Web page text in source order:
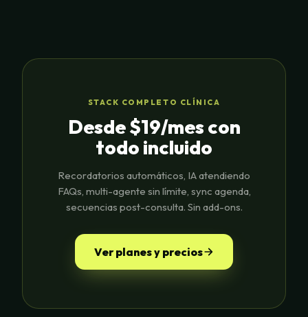
STACK COMPLETO CLÍNICA
Desde $19/mes con
todo incluido
Recordatorios automáticos, IA atendiendo
FAQs, multi-agente sin límite, sync agenda,
secuencias post-consulta. Sin add-ons.
Ver planes y precios